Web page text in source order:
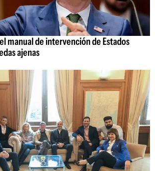
manual de intervención de Estados
ajenas